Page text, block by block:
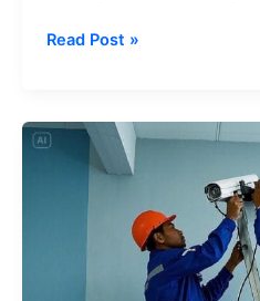
Read Post »
Maksimalkan
Keamanan